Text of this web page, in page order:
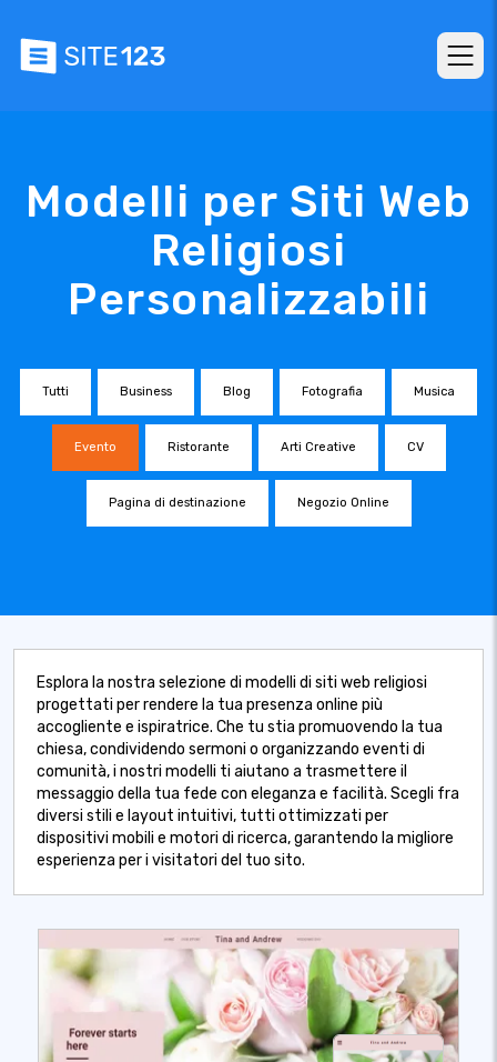
Modelli per Siti Web
Religiosi
Personalizzabili
Tutti Business Blog Fotografia Musica
Evento Ristorante Arti Creative CV
Pagina di destinazione Negozio Online
Esplora la nostra selezione di modelli di siti web religiosi
progettati per rendere la tua presenza online più
accogliente e ispiratrice. Che tu stia promuovendo la tua
chiesa, condividendo sermoni o organizzando eventi di
comunità, i nostri modelli ti aiutano a trasmettere il
messaggio della tua fede con eleganza e facilità. Scegli fra
diversi stili e layout intuitivi, tutti ottimizzati per
dispositivi mobili e motori di ricerca, garantendo la migliore
esperienza per i visitatori del tuo sito.